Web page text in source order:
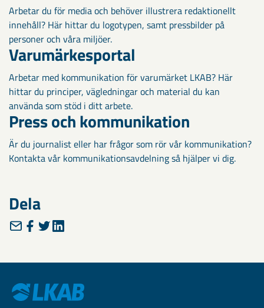
Arbetar du för media och behöver illustrera redaktionellt
innehåll? Här hittar du logotypen, samt pressbilder på
personer och våra miljöer.
Varumärkesportal
Arbetar med kommunikation för varumärket LKAB? Här
hittar du principer, vägledningar och material du kan
använda som stöd i ditt arbete.
Press och kommunikation
Är du journalist eller har frågor som rör vår kommunikation?
Kontakta vår kommunikationsavdelning så hjälper vi dig.
Dela